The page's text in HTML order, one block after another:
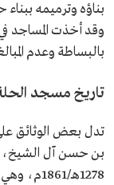
بناؤه وترميمه
وقد أخذت المساجد
بالبساطة وعدم
تاريخ مسجد
تدل بعض الوثائق
بن حسن آل الشيخ،
1278هـ/